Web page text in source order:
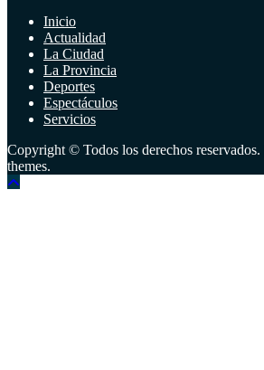
Inicio
Actualidad
La Ciudad
La Provincia
Deportes
Espectáculos
Servicios
Copyright © Todos los derechos reservados.
themes.